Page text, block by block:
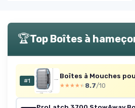
🏆Top Boîtes à
#1
★★★★★
★★★★★ 8.7/10